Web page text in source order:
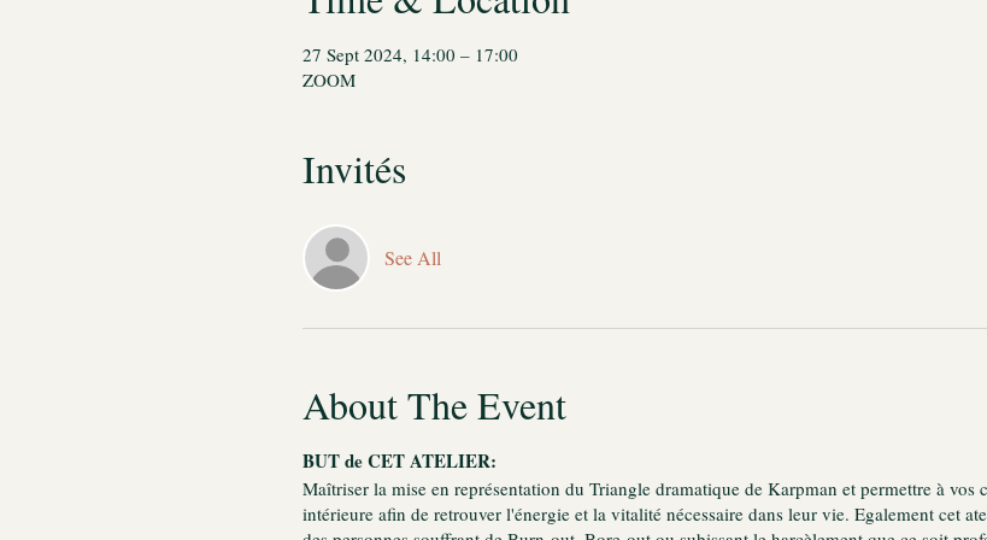
27 Sept 2024, 14:00 – 17:00
ZOOM
Invités
See All
About The Event
BUT de CET ATELIER:
Maîtriser la mise en représentation du Triangle dramatique de Karpman et permettre à vos
intérieure afin de retrouver l'énergie et la vitalité nécessaire dans leur vie. Egalement cet